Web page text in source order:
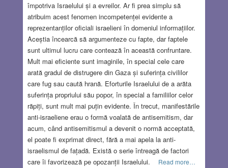
împotriva Israelului și a evreilor. Ar fi prea simplu să
atribuim acest fenomen incompetenței evidente a
reprezentanților oficiali israelieni în domeniul informațiilor.
Aceștia încearcă să argumenteze cu fapte, dar faptele
sunt ultimul lucru care contează în această confruntare.
Mult mai eficiente sunt imaginile, în special cele care
arată gradul de distrugere din Gaza și suferința civililor
care fug sau caută hrană. Eforturile Israelului de a arăta
suferința propriului său popor, în special a familiilor celor
răpiți, sunt mult mai puțin evidente. În trecut, manifestările
anti-israeliene erau o formă voalată de antisemitism, dar
acum, când antisemitismul a devenit o normă acceptată,
el poate fi exprimat direct, fără a mai apela la anti-
israelismul de fațadă. Există o serie întreagă de factori
care îi favorizează pe opozanții Israelului.
Read more…